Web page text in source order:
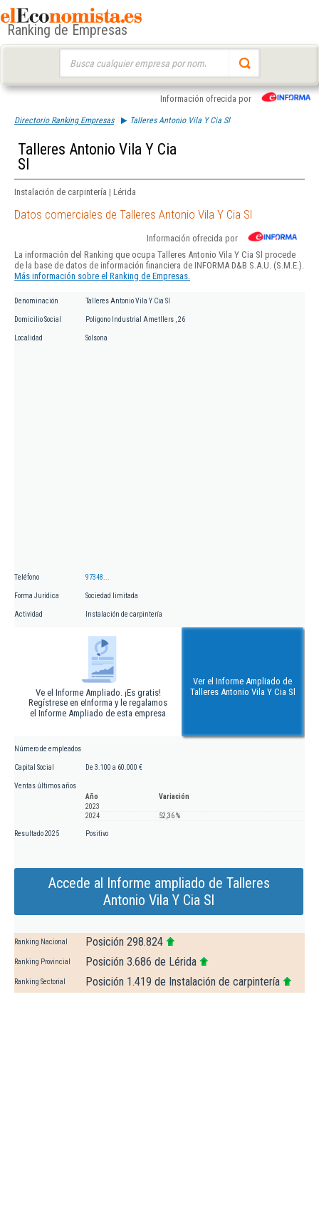
Ranking de Empresas
Información ofrecida por
Directorio Ranking Empresas Talleres Antonio Vila Y Cia Sl
Talleres Antonio Vila Y Cia
Sl
Instalación de carpintería | Lérida
Datos comerciales de Talleres Antonio Vila Y Cia Sl
Información ofrecida por
La información del Ranking que ocupa Talleres Antonio Vila Y Cia Sl procede
de la base de datos de información financiera de INFORMA D&B S.A.U. (S.M.E.).
Más información sobre el Ranking de Empresas.
Denominación Talleres Antonio Vila Y Cia Sl
Domicilio Social Poligono Industrial Ametllers , 26
Localidad Solsona
Teléfono 97348...
Forma Jurídica Sociedad limitada
Actividad Instalación de carpintería
Ve el Informe Ampliado. ¡Es gratis!
Regístrese en eInforma y le regalamos
el Informe Ampliado de esta empresa
Ver el Informe Ampliado de
Talleres Antonio Vila Y Cia Sl
Número de empleados
Capital Social De 3.100 a 60.000 €
Ventas últimos años
Año
Variación
2023
2024
52,36 %
Resultado 2025 Positivo
Accede al Informe ampliado de Talleres
Antonio Vila Y Cia Sl
Ranking Nacional Posición 298.824
Ranking Provincial Posición 3.686 de Lérida
Ranking Sectorial Posición 1.419 de Instalación de carpintería